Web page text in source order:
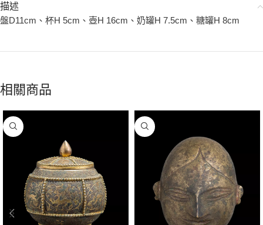
描述
盤D11cm、杯H 5cm、壺H 16cm、奶罐H 7.5cm、糖罐H 8cm
相關商品